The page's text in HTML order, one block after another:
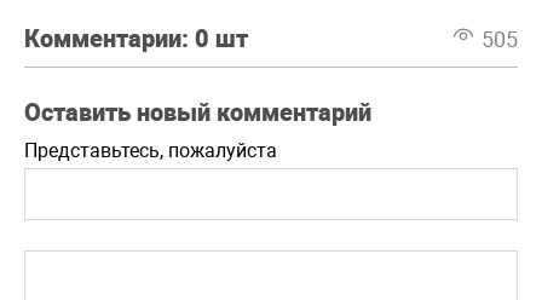
Комментарии: 0 шт 505
Оставить новый комментарий
Представьтесь, пожалуйста